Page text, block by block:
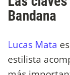
Bandana
Lucas Mata
estilista